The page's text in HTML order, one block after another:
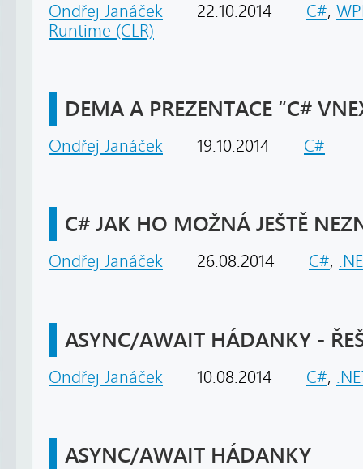
Ondřej Janáček 22.10.2014 C#,
Runtime (CLR)
DEMA A PREZENTACE “C#
Ondřej Janáček 19.10.2014 C#
C# JAK HO MOŽNÁ JEŠTĚ
Ondřej Janáček 26.08.2014 C#,
ASYNC/AWAIT HÁDANKY -
Ondřej Janáček 10.08.2014 C#,
ASYNC/AWAIT HÁDANKY